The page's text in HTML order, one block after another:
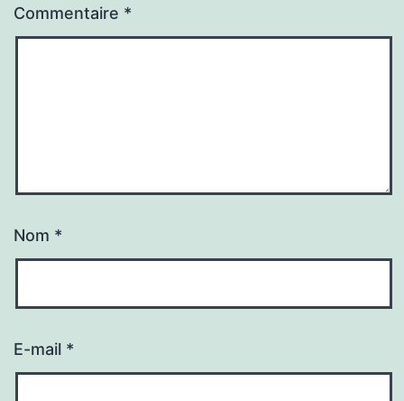
Commentaire *
Nom *
E-mail *